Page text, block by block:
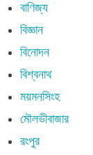
বাণিজ্য
বিজ্ঞান
বিনোদন
বিশ্বনাথ
ময়মনসিংহ
মৌলভীবাজার
রংপুর